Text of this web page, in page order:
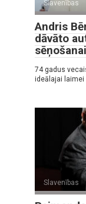
Slavenības
Andris
dāvāto
sēņošanai
74 gadus
ideālajai laimei
Slavenības